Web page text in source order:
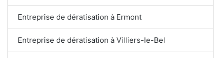
Entreprise de dératisation à Ermont
Entreprise de dératisation à Villiers-le-Bel